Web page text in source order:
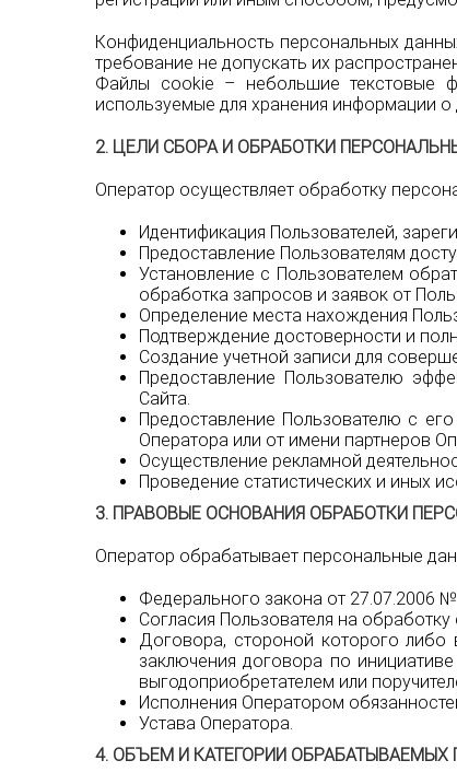
Конфиденциальность персональных
требование не допускать их
Файлы cookie – небольшие текстовые
используемые для хранения информации о
2. ЦЕЛИ СБОРА И ОБРАБОТКИ
Оператор осуществляет обработку
Идентификация Пользователей,
Предоставление Пользователям
Установление с Пользователем
обработка запросов и заявок от
Определение места нахождения
Подтверждение достоверности и
Создание учетной записи для
Предоставление Пользователю
Сайта.
Предоставление Пользователю с
Оператора или от имени партнеров
Осуществление рекламной
Проведение статистических и иных
3. ПРАВОВЫЕ ОСНОВАНИЯ ОБРАБОТКИ
Оператор обрабатывает персональные
Федерального закона от 27.07.2006
Согласия Пользователя на
Договора, стороной которого либо
заключения договора по
выгодоприобретателем или
Исполнения Оператором
Устава Оператора.
4. ОБЪЕМ И КАТЕГОРИИ